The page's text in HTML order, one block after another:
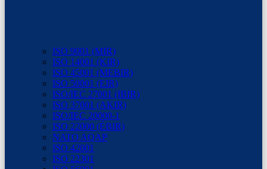
ISO 9001 (MIR)
ISO 14001 (KIR)
ISO 45001 (MEBIR)
ISO 50001 (EIR)
ISO/IEC 27001 (IBIR)
ISO 37001 (AKIR)
ISO/IEC 20000-1
ISO 22000 (ÉBIR)
NATO AQAP
ISO 42001
ISO 22301